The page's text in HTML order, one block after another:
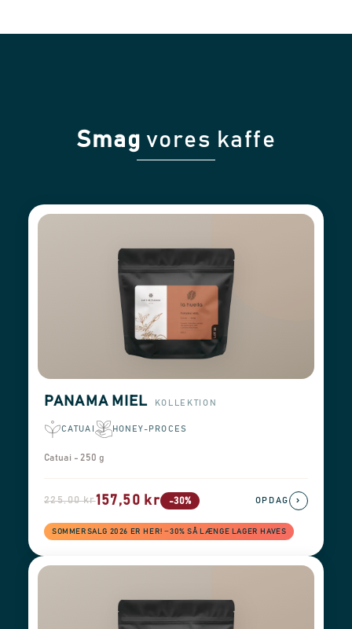
Smag vores kaffe
PANAMA MIEL KOLLEKTION
CATUAI HONEY-PROCES
Catuai - 250 g
225,00 kr157,50 kr -30%
SOMMERSALG 2026 ER HER! −30% SÅ LÆNGE LAGER HAVES
OPDAG ›